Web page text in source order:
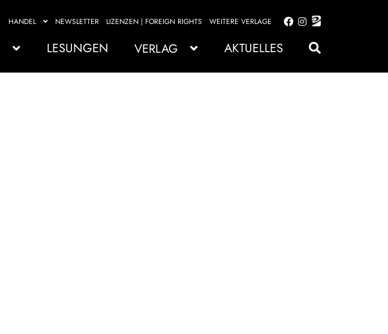
HANDEL NEWSLETTER LIZENZEN | FOREIGN RIGHTS WEITERE VERLAGE
Zur
springen
Zum
springen
LESUNGEN VERLAG AKTUELLES